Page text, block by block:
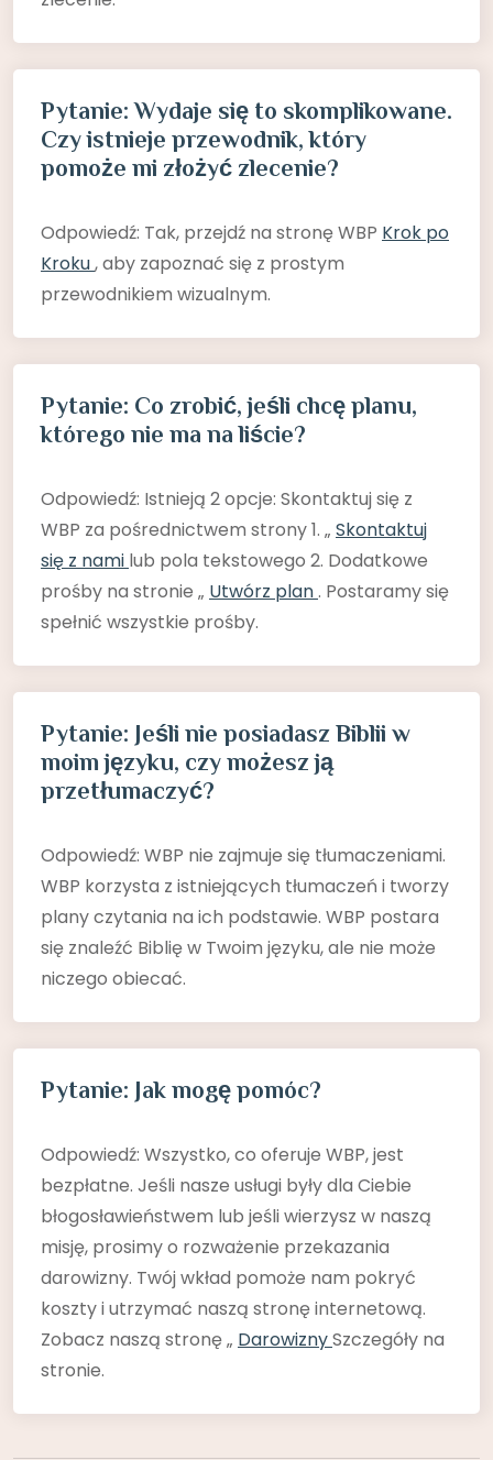
Pytanie: Wydaje się to skomplikowane.
Czy istnieje przewodnik, który
pomoże mi złożyć zlecenie?
Odpowiedź: Tak, przejdź na stronę WBP Krok po
Kroku, aby zapoznać się z prostym
przewodnikiem wizualnym.
Pytanie: Co zrobić, jeśli chcę planu,
którego nie ma na liście?
Odpowiedź: Istnieją 2 opcje: Skontaktuj się z
WBP za pośrednictwem strony 1. „ Skontaktuj
się z nami lub pola tekstowego 2. Dodatkowe
prośby na stronie „ Utwórz plan. Postaramy się
spełnić wszystkie prośby.
Pytanie: Jeśli nie posiadasz Biblii w
moim języku, czy możesz ją
przetłumaczyć?
Odpowiedź: WBP nie zajmuje się tłumaczeniami.
WBP korzysta z istniejących tłumaczeń i tworzy
plany czytania na ich podstawie. WBP postara
się znaleźć Biblię w Twoim języku, ale nie może
niczego obiecać.
Pytanie: Jak mogę pomóc?
Odpowiedź: Wszystko, co oferuje WBP, jest
bezpłatne. Jeśli nasze usługi były dla Ciebie
błogosławieństwem lub jeśli wierzysz w naszą
misję, prosimy o rozważenie przekazania
darowizny. Twój wkład pomoże nam pokryć
koszty i utrzymać naszą stronę internetową.
Zobacz naszą stronę „ DarowiznySzczegóły na
stronie.